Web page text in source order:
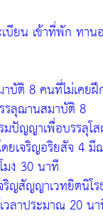
บียน เข้าที่พัก ทาน
บัติ 8 คนที่ไม่เคยฝึ
ลุฌานสมาบัติ 8
ปัญญาเพื่อบรรลุโ
ยเจริญอริยสัจ 4
มง 30 นาที
ริญสัญญาเวทยิตนิ
ลาประมาณ 20 น